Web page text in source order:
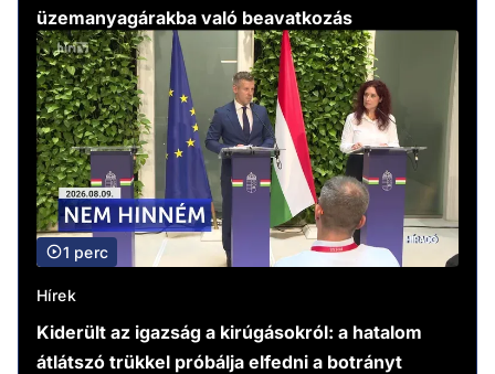
üzemanyagárakba való beavatkozás
1 perc
Hírek
Kiderült az igazság a kirúgásokról: a hatalom
átlátszó trükkel próbálja elfedni a botrányt